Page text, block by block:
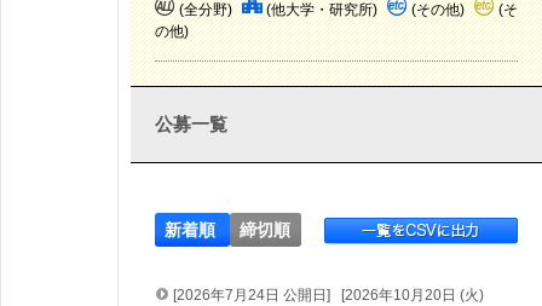
(全分野) (他大学・研究所) (その他)
(そ
の他)
公募一覧
新着順 締切順
[2026年7月24日 公開日]
[2026年10月20日 (火)